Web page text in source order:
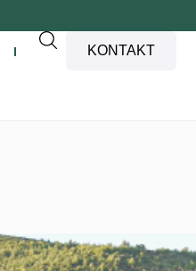
KONTAKT